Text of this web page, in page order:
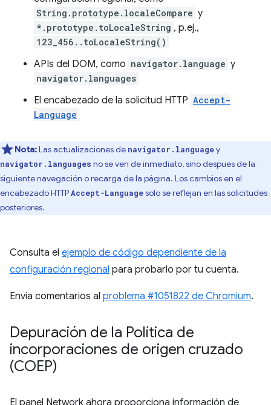
String.prototype.localeCompare y
*.prototype.toLocaleString , p.ej.,
123_456..toLocaleString()
APIs del DOM, como navigator.language y
navigator.languages
El encabezado de la solicitud HTTP Accept-
Language
Nota:Las actualizaciones de navigator.languagey
navigator.languages no se ven de inmediato, sino después de la
siguiente navegación o recarga de la página. Los cambios en el
encabezado HTTPAccept-Languagesolo se reflejan en las solicitudes
posteriores.
Consulta el ejemplo de código dependiente de la
configuración regional para probarlo por tu cuenta.
Envía comentarios al problema #1051822 de Chromium.
Depuración de la Política de
incorporaciones de origen cruzado
(COEP)